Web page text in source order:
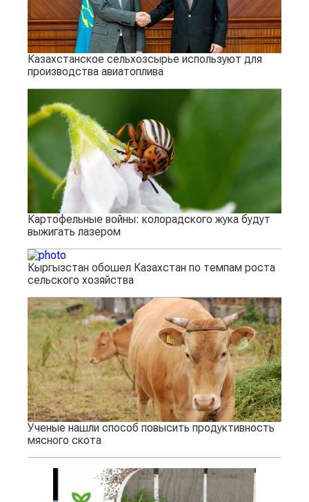
Казахстанское сельхозсырье используют для
производства авиатоплива
Картофельные войны: колорадского жука будут
выжигать лазером
Кыргызстан обошел Казахстан по темпам роста
сельского хозяйства
Ученые нашли способ повысить продуктивность
мясного скота